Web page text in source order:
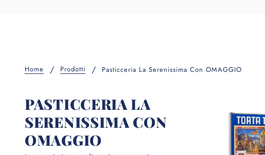
Home Prodotti Pasticceria La Serenissima Con OMAGGIO
PASTICCERIA LA
SERENISSIMA CON
OMAGGIO